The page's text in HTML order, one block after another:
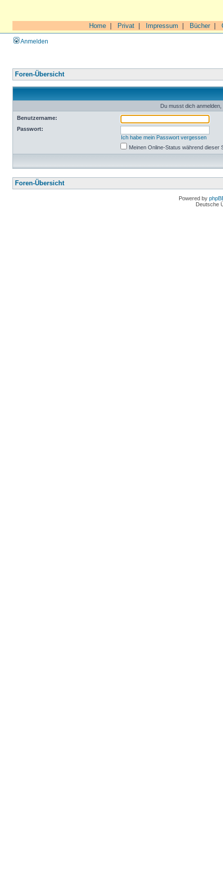
Home Privat Impressum Bücher|
Anmelden
Foren-Übersicht
Du musst dich
Benutzername:
Passwort:
Ich habe mein Passwort vergessen
Meinen Online-Status während dieser
Foren-Übersicht
Powered by
Deutsche